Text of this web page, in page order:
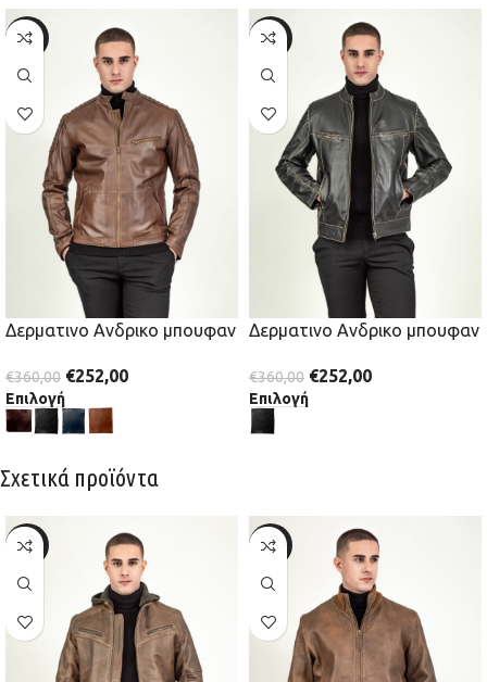
-30%
Δερματινο Ανδρικο μπουφαν
€360,00 €252,00
Επιλογή
-30%
Δερματινο Ανδρικο μπουφαν
€360,00 €252,00
Επιλογή
Σχετικά προϊόντα
-30% -30%